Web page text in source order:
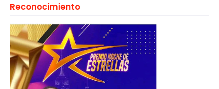
Reconocimiento